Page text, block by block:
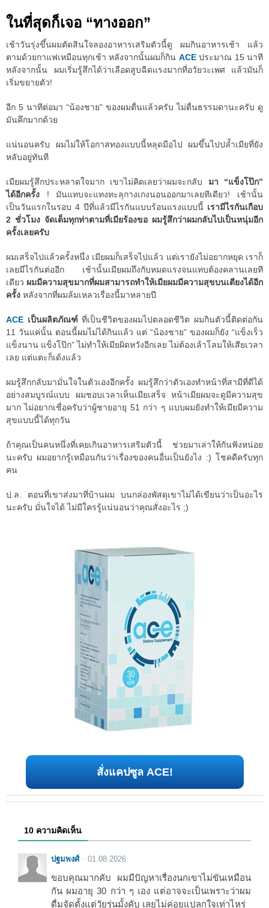
ในที่สุดก็เจอ “ทางออก”
เช้าวันรุ่งขึ้นผมตัดสินใจลองอาหารเสริมตัวนี้ดู ผมกินอาหารเช้า แล้ว
ตามด้วยกาแฟเหมือนทุกเช้า หลังจากนั้นผมก็กิน ACEประมาณ 15 นาที
หลังจากนั้น ผมเริ่มรู้สึกได้ว่าเลือดสูบฉีดแรงมากที่อวัยวะเพศ แล้วมันก็
เริ่มขยายตัว!
อีก 5 นาทีต่อมา “น้องชาย” ของผมตื่นแล้วครับ ไม่ตื่นธรรมดานะครับ ดู
มันคึกมากด้วย
แน่นอนครับ ผมไม่ให้โอกาสทองแบบนี้หลุดมือไป ผมขึ้นไปปล้ำเมียที่ยัง
หลับอยู่ทันที
เมียผมรู้สึกประหลาดใจมาก เขาไม่คิดเลยว่าผมจะกลับ มา “แข็งโป๊ก”
ได้อีกครั้ง ! มันแทบจะแทงทะลุกางเกงนอนออกมาเลยทีเดียว! เช้านั้น
เป็นวันแรกในรอบ 4 ปีที่แล้วมีไรกันแบบร้อนแรงแบบนี้ เรามีไรกันเกือบ
2 ชั่วโมง จัดเต็มทุกท่าตามที่เมียร้องขอ ผมรู้สึกว่าผมกลับไปเป็นหนุ่มอีก
ครั้งเลยครับ
ผมเสร็จไปแล้วครั้งหนึ่ง เมียผมก็เสร็จไปแล้ว แต่เรายังไม่อยากหยุด เราก็
เลยมีไรกันต่ออีก เช้านั้นเมียผมถึงกับหมดแรงจนแทบต้องคลานเลยที
เดียว ผมมีความสุขมากที่ผมสามารถทำให้เมียผมมีความสุขบนเตียงได้อีก
ครั้ง หลังจากที่ผมล้มเหลวเรื่องนี้มาหลายปี
ACE เป็นผลิตภัณฑ์ที่เป็นชีวิตของผมไปตลอดชีวิต ผมกินตัวนี้ติดต่อกัน
11 วันแค่นั้น ตอนนี้ผมไม่ได้กินแล้ว แต่ “น้องชาย” ของผมก็ยัง “แข็งเร็ว
แข็งนาน แข็งโป๊ก” ไม่ทำให้เมียผิดหวังอีกเลย ไม่ต้องเล้าโลมให้เสียเวลา
เลย แต่แตะก็เด้งแล้ว
ผมรู้สึกกลับมามั่นใจในตัวเองอีกครั้ง ผมรู้สึกว่าตัวเองทำหน้าที่สามีที่ดีได้
อย่างสมบูรณ์แบบ ผมชอบเวลาเห็นเมียเสร็จ หน้าเมียผมจะดูมีความสุข
มาก ไม่อยากเชื่อครับว่าผู้ชายอายุ 51 กว่า ๆ แบบผมยังทำให้เมียมีความ
สุขแบบนี้ได้ทุกวัน
ถ้าคุณเป็นคนหนึ่งที่เคยเกินอาหารเสริมตัวนี้ ช่วยมาเล่าให้กันฟังหน่อย
นะครับ ผมอยากรู้เหมือนกันว่าเรื่องของคนอื่นเป็นยังไง :) โชคดีครับทุก
คน
ป.ล. ตอนที่เขาส่งมาที่บ้านผม บนกล่องพัสดุเขาไม่ได้เขียนว่าเป็นอะไร
นะครับ มั่นใจได้ ไม่มีใครรู้แน่นอนว่าคุณสั่งอะไร ;)
สั่งแคปซูล ACE!
10 ความคิดเห็น
ปฐมพงศ์ 01.08.2026
ขอบคุณมากคับ ผมมีปัญหาเรื่องนกเขาไม่ขันเหมือน
กัน ผมอายุ 30 กว่า ๆ เอง แต่อาจจะเป็นเพราะว่าผม
ดื่มจัดตั้งแต่วัยรุ่นมั้งคับ เลยไม่ค่อยแปลกใจเท่าไหร่